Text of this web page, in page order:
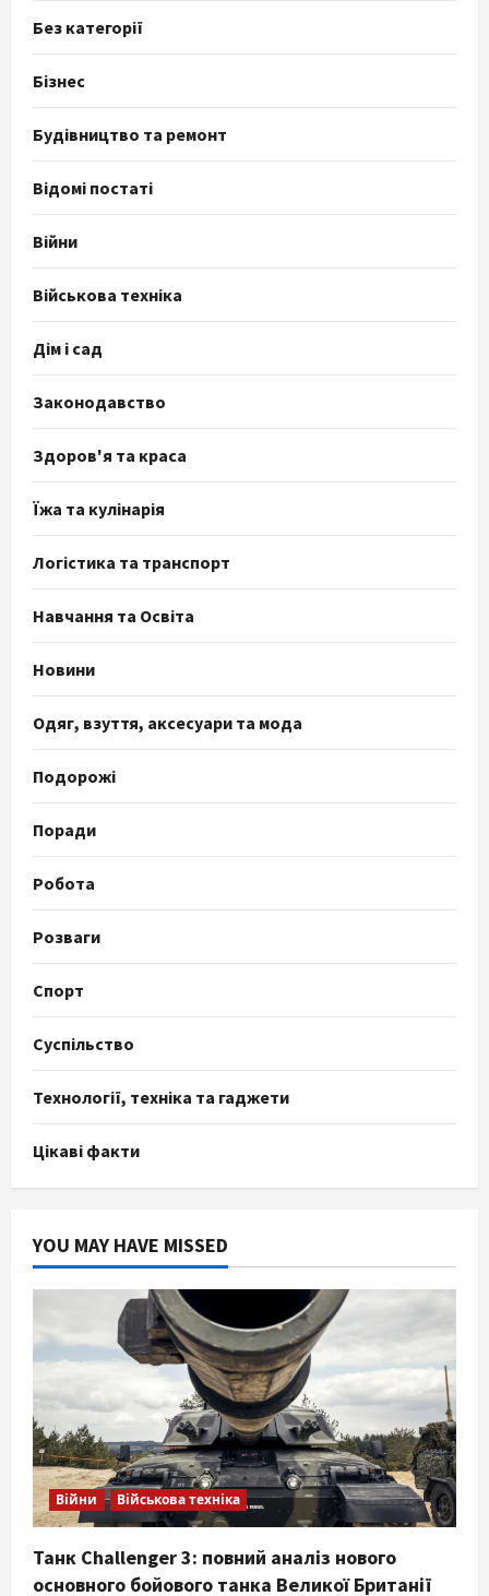
Без категорії
Бізнес
Будівництво та ремонт
Відомі постаті
Війни
Військова техніка
Дім і сад
Законодавство
Здоров'я та краса
Їжа та кулінарія
Логістика та транспорт
Навчання та Освіта
Новини
Одяг, взуття, аксесуари та мода
Подорожі
Поради
Робота
Розваги
Спорт
Суспільство
Технології, техніка та гаджети
Цікаві факти
YOU MAY HAVE MISSED
Війни Військова техніка
Танк Challenger 3: повний аналіз нового
основного бойового танка Великої Британії